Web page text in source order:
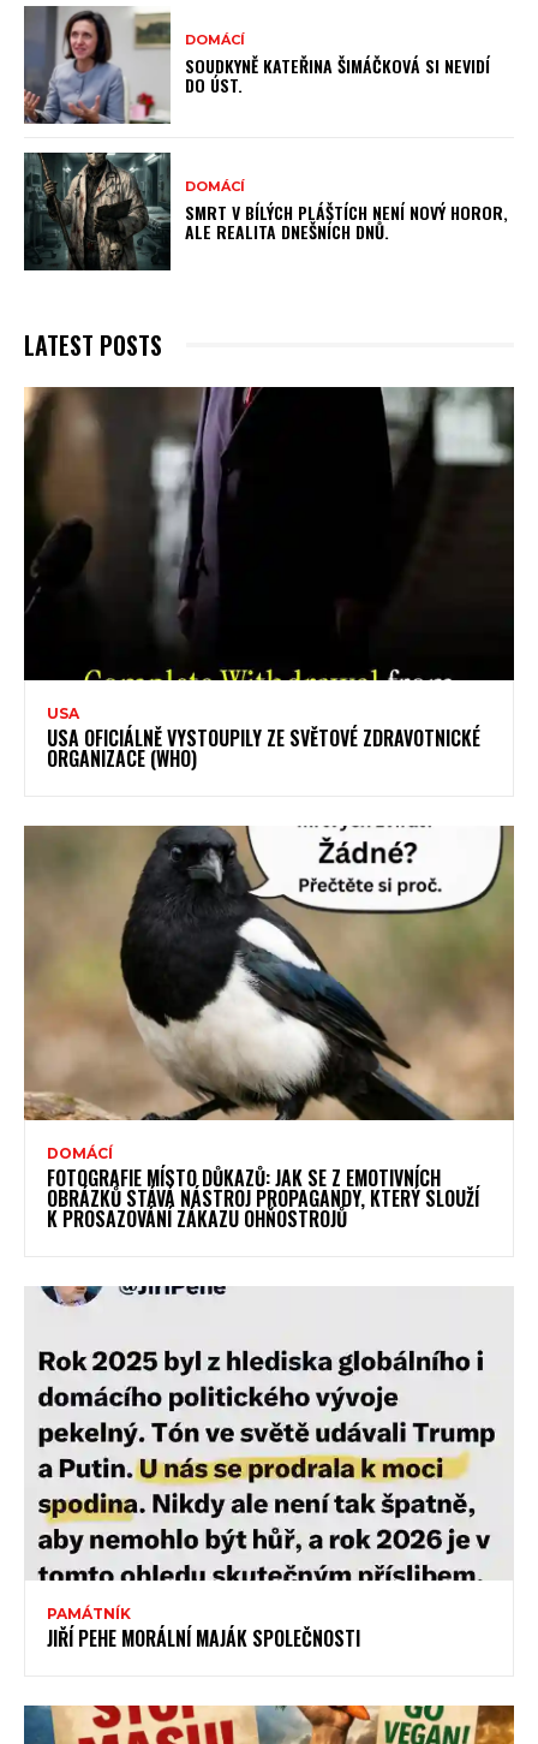
DOMÁCÍ
SOUDKYNĚ KATEŘINA ŠIMÁČKOVÁ SI NEVIDÍ
DO ÚST.
DOMÁCÍ
SMRT V BÍLÝCH PLÁŠTÍCH NENÍ NOVÝ HOROR,
ALE REALITA DNEŠNÍCH DNŮ.
LATEST POSTS
USA
USA OFICIÁLNĚ VYSTOUPILY ZE SVĚTOVÉ ZDRAVOTNICKÉ
ORGANIZACE (WHO)
DOMÁCÍ
FOTOGRAFIE MÍSTO DŮKAZŮ: JAK SE Z EMOTIVNÍCH
OBRÁZKŮ STÁVÁ NÁSTROJ PROPAGANDY, KTERÝ SLOUŽÍ
K PROSAZOVÁNÍ ZÁKAZU OHŇOSTROJŮ
PAMÁTNÍK
JIŘÍ PEHE MORÁLNÍ MAJÁK SPOLEČNOSTI